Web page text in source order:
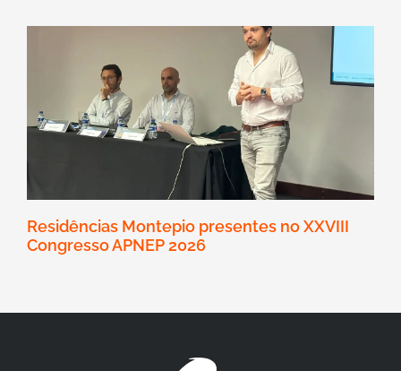
Residências Montepio presentes no XXVIII
Congresso APNEP 2026